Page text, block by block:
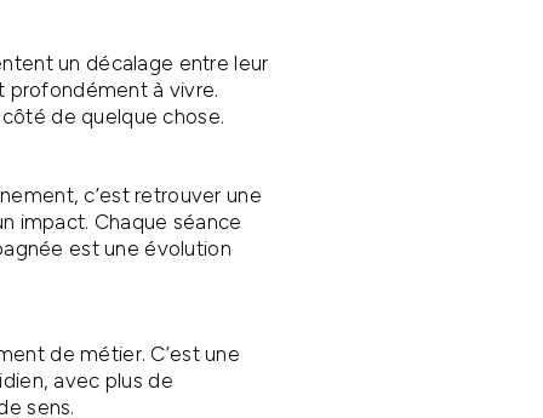
un décalage entre leur
profondément à vivre.
de quelque chose.
c’est retrouver une
impact. Chaque séance
est une évolution
de métier. C’est une
avec plus de
sens.